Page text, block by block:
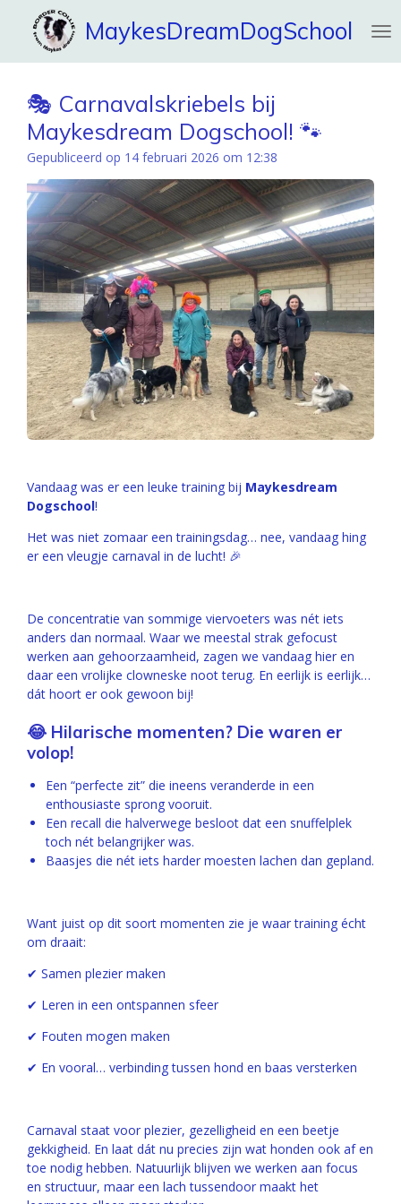
direct
hoofdinhoud
MaykesDreamDogSchool
🎭 Carnavalskriebels bij
Maykesdream Dogschool! 🐾
Gepubliceerd op 14 februari 2026 om 12:38
Vandaag was er een leuke training bij Maykesdream
Dogschool!
Het was niet zomaar een trainingsdag… nee, vandaag hing
er een vleugje carnaval in de lucht! 🎉
De concentratie van sommige viervoeters was nét iets
anders dan normaal. Waar we meestal strak gefocust
werken aan gehoorzaamheid, zagen we vandaag hier en
daar een vrolijke clowneske noot terug. En eerlijk is eerlijk…
dát hoort er ook gewoon bij!
😂 Hilarische momenten? Die waren er
volop!
Een “perfecte zit” die ineens veranderde in een
enthousiaste sprong vooruit.
Een recall die halverwege besloot dat een snuffelplek
toch nét belangrijker was.
Baasjes die nét iets harder moesten lachen dan gepland.
Want juist op dit soort momenten zie je waar training écht
om draait:
✔ Samen plezier maken
✔ Leren in een ontspannen sfeer
✔ Fouten mogen maken
✔ En vooral… verbinding tussen hond en baas versterken
Carnaval staat voor plezier, gezelligheid en een beetje
gekkigheid. En laat dát nu precies zijn wat honden ook af en
toe nodig hebben. Natuurlijk blijven we werken aan focus
en structuur, maar een lach tussendoor maakt het